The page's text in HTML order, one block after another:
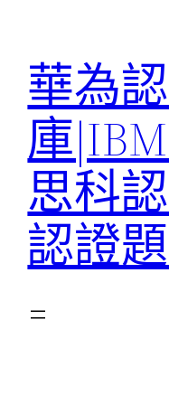
華為
庫
思科
認證